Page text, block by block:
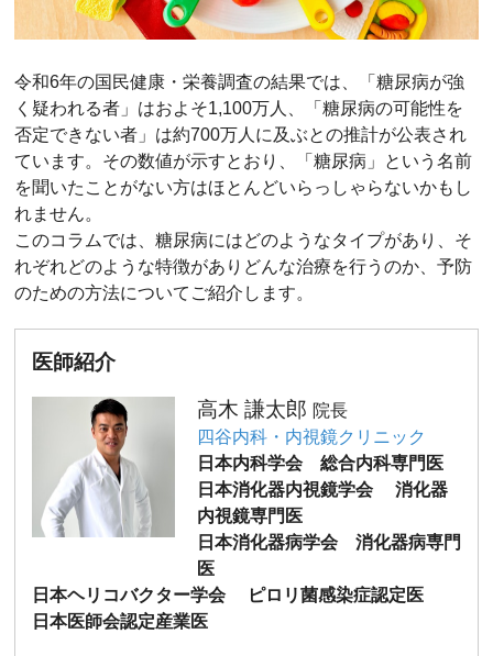
令和6年の国民健康・栄養調査の結果では、「糖尿病が強
く疑われる者」はおよそ1,100万人、「糖尿病の可能性を
否定できない者」は約700万人に及ぶとの推計が公表され
ています。その数値が示すとおり、「糖尿病」という名前
を聞いたことがない方はほとんどいらっしゃらないかもし
れません。
このコラムでは、糖尿病にはどのようなタイプがあり、そ
れぞれどのような特徴がありどんな治療を行うのか、予防
のための方法についてご紹介します。
医師紹介
高木 謙太郎 院長
四谷内科・内視鏡クリニック
日本内科学会 総合内科専門医
日本消化器内視鏡学会 消化器
内視鏡専門医
日本消化器病学会 消化器病専門
医
日本ヘリコバクター学会 ピロリ菌感染症認定医
日本医師会認定産業医